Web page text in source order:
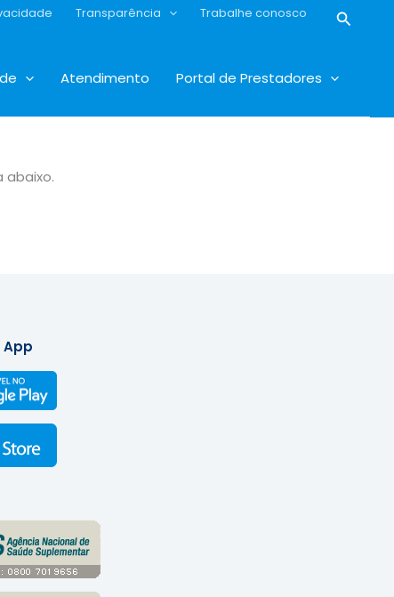
Transparência Trabalhe conosco
Atendimento Portal de Prestadores
abaixo.
App